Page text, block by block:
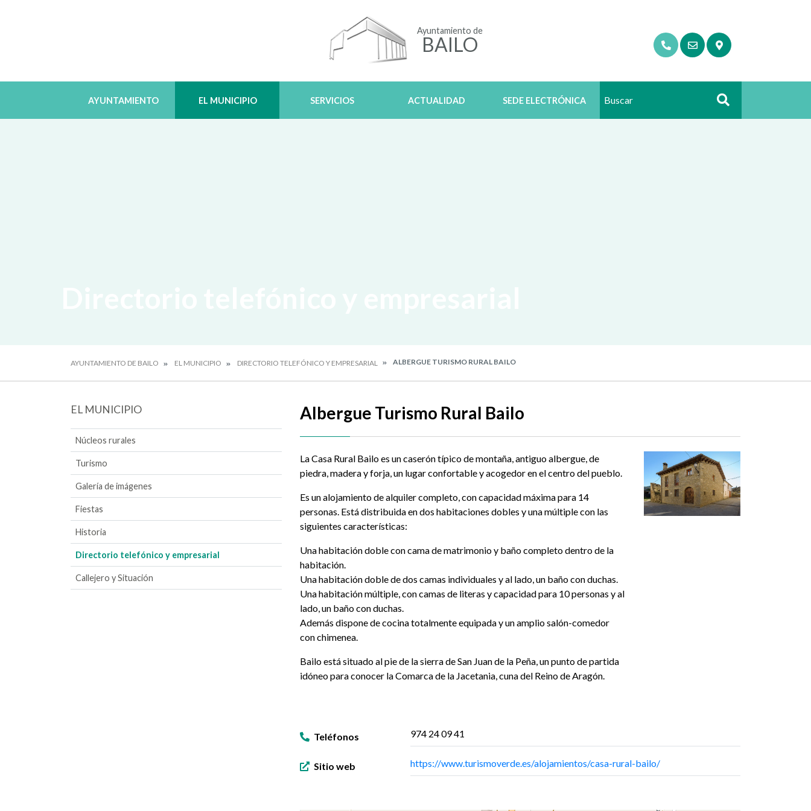
Ayuntamiento de
BAILO
AYUNTAMIENTO EL MUNICIPIO SERVICIOS ACTUALIDAD SEDE ELECTRÓNICA Buscar
AYUNTAMIENTO DE BAILO EL MUNICIPIO DIRECTORIO TELEFÓNICO Y EMPRESARIAL ALBERGUE TURISMO RURAL BAILO
EL MUNICIPIO
Núcleos rurales
Turismo
Galería de imágenes
Fiestas
Historia
Directorio telefónico y empresarial
Callejero y Situación
Albergue Turismo Rural Bailo
La Casa Rural Bailo es un caserón típico de montaña, antiguo albergue, de
piedra, madera y forja, un lugar confortable y acogedor en el centro del pueblo.
Es un alojamiento de alquiler completo, con capacidad máxima para 14
personas. Está distribuida en dos habitaciones dobles y una múltiple con las
siguientes características:
Una habitación doble con cama de matrimonio y baño completo dentro de la
habitación.
Una habitación doble de dos camas individuales y al lado, un baño con duchas.
Una habitación múltiple, con camas de literas y capacidad para 10 personas y al
lado, un baño con duchas.
Además dispone de cocina totalmente equipada y un amplio salón-comedor
con chimenea.
Bailo está situado al pie de la sierra de San Juan de la Peña, un punto de partida
idóneo para conocer la Comarca de la Jacetania, cuna del Reino de Aragón.
Teléfonos 974 24 09 41
Sitio web https://www.turismoverde.es/alojamientos/casa-rural-bailo/